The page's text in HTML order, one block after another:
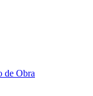
de Obra